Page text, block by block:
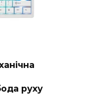
руху